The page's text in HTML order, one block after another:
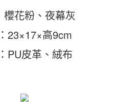
櫻花粉、夜幕灰
23×17×高9cm
PU皮革、絨布